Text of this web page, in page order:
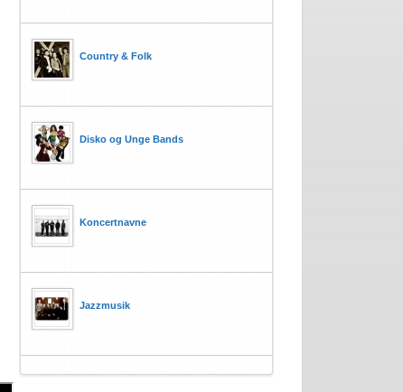
Country & Folk
Disko og Unge Bands
Koncertnavne
Jazzmusik